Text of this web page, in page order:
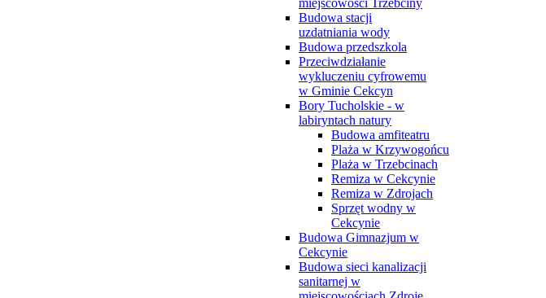
miejscowości Trzebciny
Budowa stacji
uzdatniania wody
Budowa przedszkola
Przeciwdziałanie
wykluczeniu cyfrowemu
w Gminie Cekcyn
Bory Tucholskie - w
labiryntach natury
Budowa amfiteatru
Plaża w Krzywogońcu
Plaża w Trzebcinach
Remiza w Cekcynie
Remiza w Zdrojach
Sprzęt wodny w
Cekcynie
Budowa Gimnazjum w
Cekcynie
Budowa sieci kanalizacji
sanitarnej w